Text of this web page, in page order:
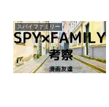
スパイファミリー